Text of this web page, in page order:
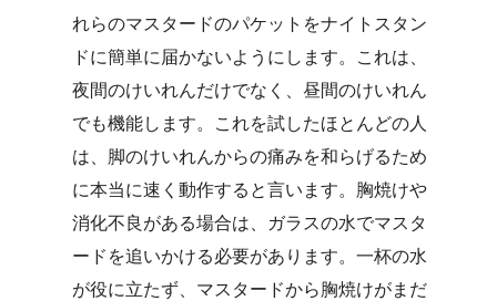
れらのマスタードのパケットをナイトスタン
ドに簡単に届かないようにします。これは、
夜間のけいれんだけでなく、昼間のけいれん
でも機能します。これを試したほとんどの人
は、脚のけいれんからの痛みを和らげるため
に本当に速く動作すると言います。胸焼けや
消化不良がある場合は、ガラスの水でマスタ
ードを追いかける必要があります。一杯の水
が役に立たず、マスタードから胸焼けがまだ